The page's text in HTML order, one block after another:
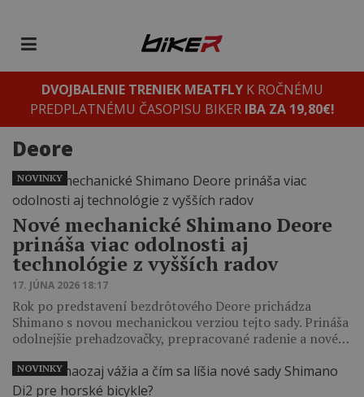
DVOJBALENIE TRENIEK MEATFLYK ROČNÉMU
PREDPLATNÉMU ČASOPISU BIKER IBA ZA 19,80€!
Deore
Nové mechanické Shimano Deore
prináša viac odolnosti aj
technológie z vyšších radov
17. JÚNA 2026 18:17
Rok po predstavení bezdrôtového Deore prichádza
Shimano s novou mechanickou verziou tejto sady. Prináša
odolnejšie prehadzovačky, prepracované radenie a nové…
NOVINKY
NOVINKY